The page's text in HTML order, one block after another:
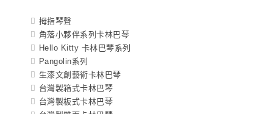
拇指琴聲
角落小夥伴系列卡林巴琴
Hello Kitty 卡林巴琴系列
Pangolin系列
生漆文創藝術卡林巴琴
台灣製箱式卡林巴琴
台灣製板式卡林巴琴